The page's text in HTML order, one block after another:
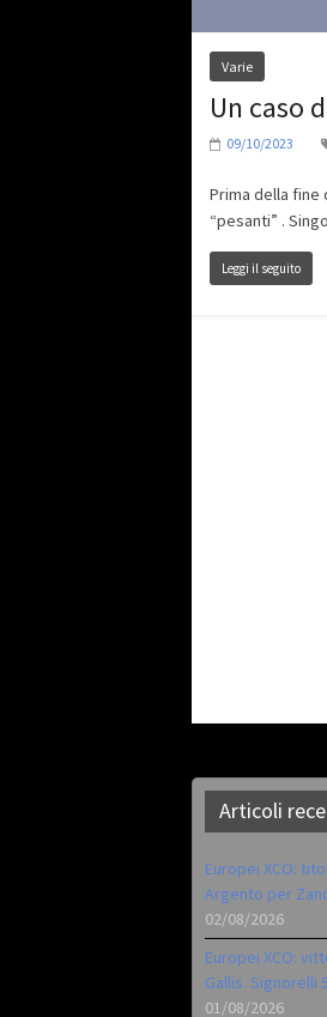
Varie
Un caso
09/10/2023
Prima della fine
“pesanti” .
Leggi il seguito
Articoli
Europei XCO:
Argento per
02/08/2026
Europei XCO:
Gallis. Signorelli
01/08/2026